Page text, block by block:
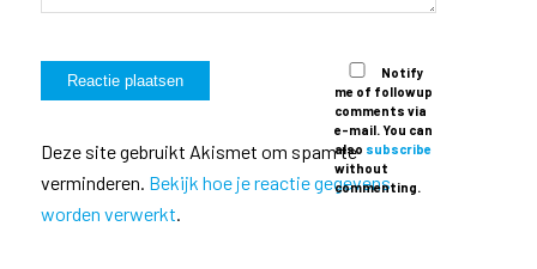
Notify
me of followup
comments via
e-mail. You can
also subscribe
without
commenting.
Deze site gebruikt Akismet om spam te
verminderen. Bekijk hoe je reactie gegevens
worden verwerkt